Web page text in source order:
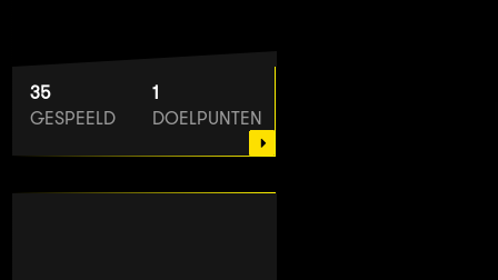
35
GESPEELD
1
DOELPUNTEN